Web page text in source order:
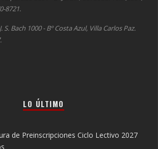
8721.
S. Bach 1000 - Bº Costa Azul, Villa Carlos Paz.
LO ÚLTIMO
de Preinscripciones Ciclo Lectivo 2027